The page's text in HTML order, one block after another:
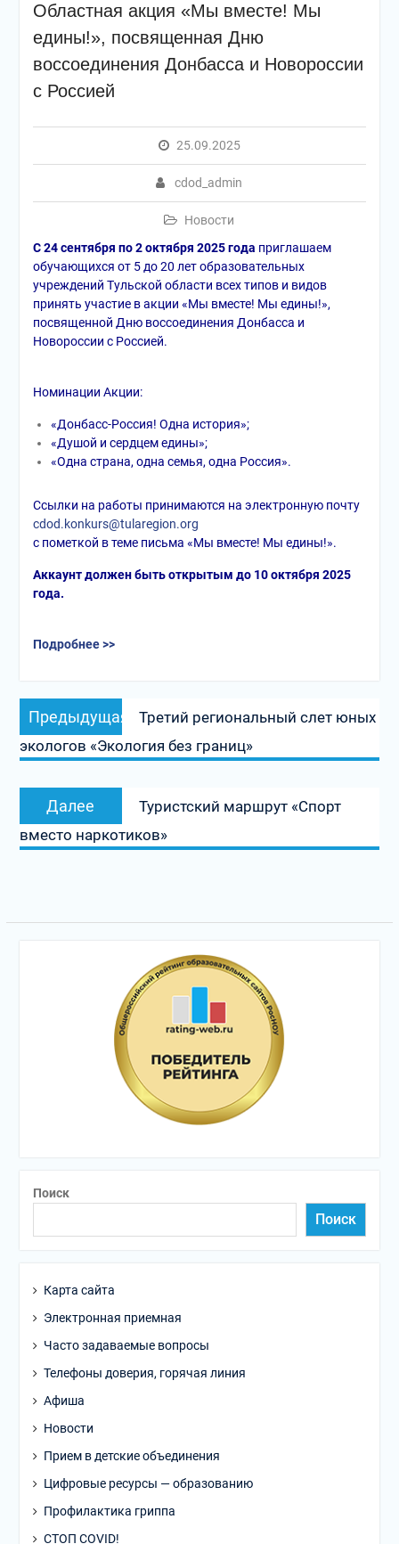
Областная акция «Мы вместе! Мы
едины!», посвященная Дню
воссоединения Донбасса и Новороссии
с Россией
25.09.2025
cdod_admin
Новости
С 24 сентября по 2 октября 2025 года приглашаем
обучающихся от 5 до 20 лет образовательных
учреждений Тульской области всех типов и видов
принять участие в акции «Мы вместе! Мы едины!»,
посвященной Дню воссоединения Донбасса и
Новороссии с Россией.
Номинации Акции:
«Донбасс-Россия! Одна история»;
«Душой и сердцем едины»;
«Одна страна, одна семья, одна Россия».
Ссылки на работы принимаются на электронную почту
cdod.konkurs@tularegion.org
с пометкой в теме письма «Мы вместе! Мы едины!».
Аккаунт должен быть открытым до 10 октября 2025
года.
Подробнее >>
Навигация
по
записям
Предыдущая
запись:
Третий региональный слет юных
экологов «Экология без границ»
Далее
запись:
Туристский маршрут «Спорт
вместо наркотиков»
Поиск
Поиск
Карта сайта
Электронная приемная
Часто задаваемые вопросы
Телефоны доверия, горячая линия
Афиша
Новости
Прием в детские объединения
Цифровые ресурсы — образованию
Профилактика гриппа
СТОП COVID!